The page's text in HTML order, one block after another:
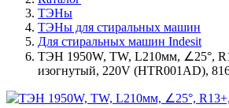
ТЭНы
ТЭНы для стиральных машин
Для стиральных машин Indesit
ТЭН 1950W, TW, L210мм, ∠25°,
изогнутый, 220V (HTR001AD),